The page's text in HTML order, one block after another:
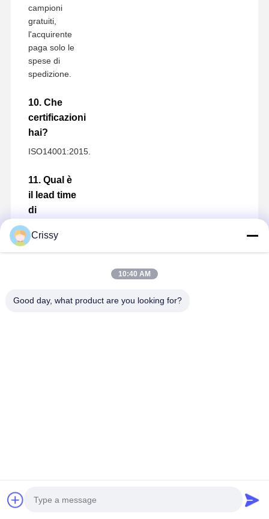
campioni
gratuiti,
l'acquirente
paga solo le
spese di
spedizione.
10. Che
certificazioni
hai?
ISO14001:2015.
11. Qual è
il lead time
di
Normalmente
Nastro PI per laminazione con dita in oro
resistente al calore color ambra scuro da 80 μm
Crissy
10:40 AM
Good day, what product are you looking for?